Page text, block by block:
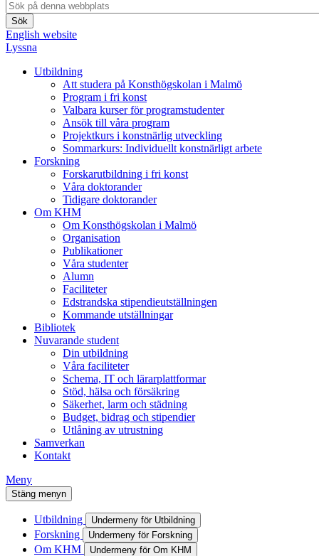
English website
Lyssna
Utbildning
Att studera på Konsthögskolan i Malmö
Program i fri konst
Valbara kurser för programstudenter
Ansök till våra program
Projektkurs i konstnärlig utveckling
Sommarkurs: Individuellt konstnärligt arbete
Forskning
Forskarutbildning i fri konst
Våra doktorander
Tidigare doktorander
Om KHM
Om Konsthögskolan i Malmö
Organisation
Publikationer
Våra studenter
Alumn
Faciliteter
Edstrandska stipendieutställningen
Kommande utställningar
Bibliotek
Nuvarande student
Din utbildning
Våra faciliteter
Schema, IT och lärarplattformar
Stöd, hälsa och försäkring
Säkerhet, larm och städning
Budget, bidrag och stipendier
Utlåning av utrustning
Samverkan
Kontakt
Meny
Stäng menyn
Utbildning Undermeny för Utbildning
Forskning Undermeny för Forskning
Om KHM Undermeny för Om KHM